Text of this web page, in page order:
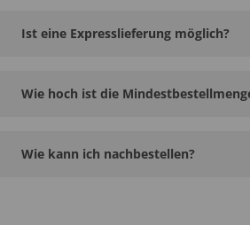
Ist eine Expresslieferung möglich?
Wie hoch ist die
Wie kann ich nachbestellen?